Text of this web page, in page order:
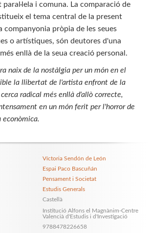
i comuna. La comparació de
el tema central de la present
companyonia pròpia de les seues
o artístiques, són deutores d'una
enllà de la seua creació personal.
naix de la nostàlgia per un món en el
la llibertat de l'artista enfront de la
radical més enllà d'allò correcte,
en un món ferit per l'horror de
econòmica.
Víctoria Sendón de León
Espai Paco Bascuñán
Pensament i Societat
Estudis Generals
Castellà
Institució Alfons el Magnànim-Centre
Valencià d'Estudis i d'Investigació
9788478226658